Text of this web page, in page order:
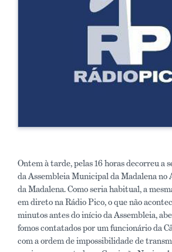
Ontem à tarde, pelas 16 horas decorreu a
da Assembleia Municipal da Madalena
da Madalena. Como seria habitual, a
em direto na Rádio Pico, o que não
minutos antes do início da Assembleia,
fomos contatados por um funcionário da
com a ordem de impossibilidade de